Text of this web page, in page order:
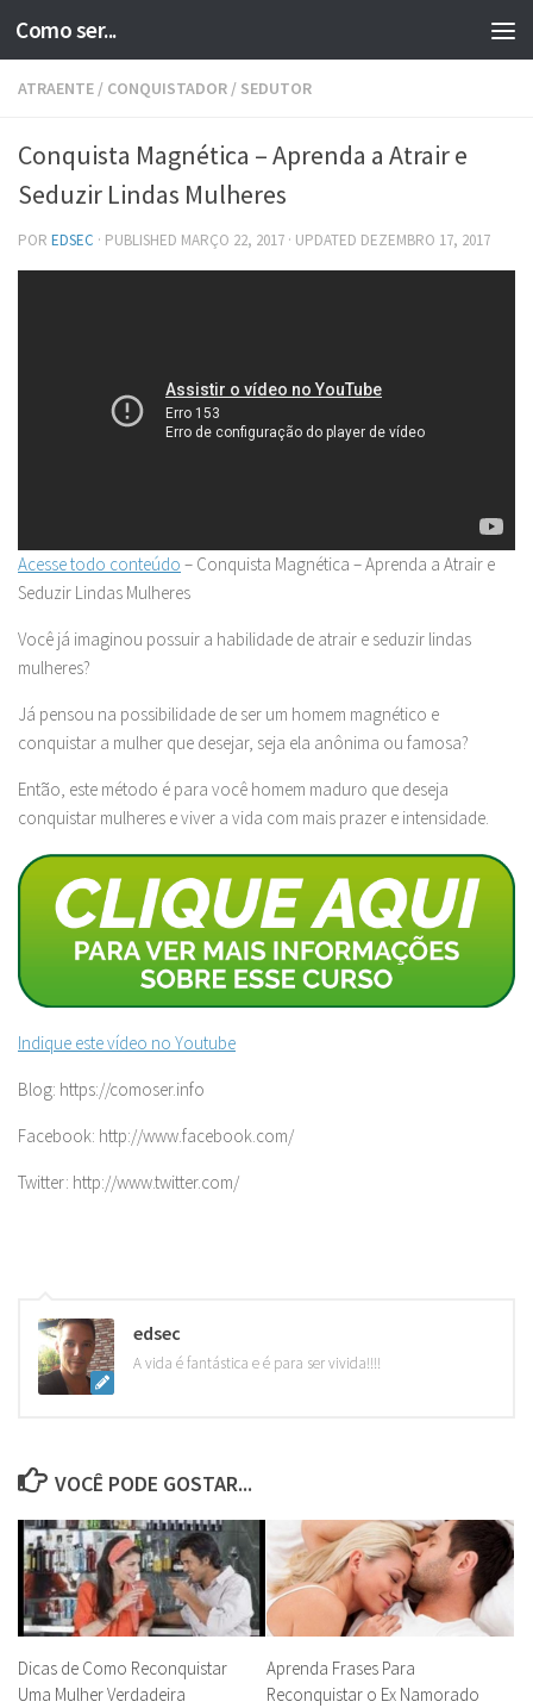
Skip to content
Como ser...
ATRAENTE / CONQUISTADOR / SEDUTOR
Conquista Magnética – Aprenda a Atrair e
Seduzir Lindas Mulheres
POR EDSEC · PUBLISHED MARÇO 22, 2017 · UPDATED DEZEMBRO 17, 2017
Acesse todo conteúdo – Conquista Magnética – Aprenda a Atrair e
Seduzir Lindas Mulheres
Você já imaginou possuir a habilidade de atrair e seduzir lindas
mulheres?
Já pensou na possibilidade de ser um homem magnético e
conquistar a mulher que desejar, seja ela anônima ou famosa?
Então, este método é para você homem maduro que deseja
conquistar mulheres e viver a vida com mais prazer e intensidade.
Indique este vídeo no Youtube
Blog: https://comoser.info
Facebook: http://www.facebook.com/
Twitter: http://www.twitter.com/
edsec
A vida é fantástica e é para ser vivida!!!!
VOCÊ PODE GOSTAR...
Dicas de Como Reconquistar
Uma Mulher Verdadeira
Aprenda Frases Para
Reconquistar o Ex Namorado